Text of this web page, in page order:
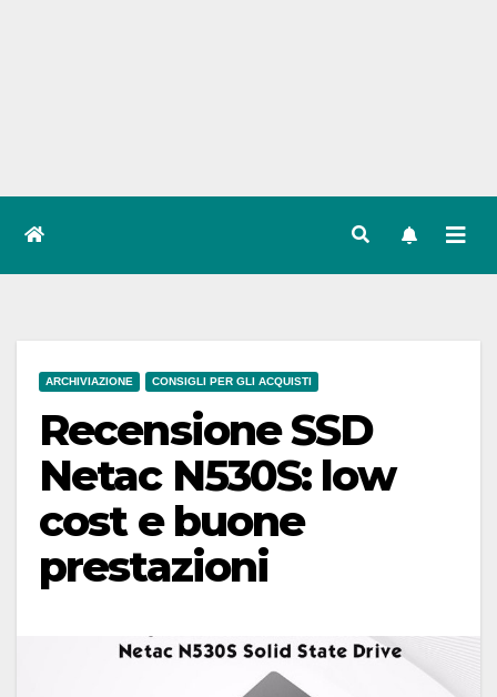
ARCHIVIAZIONE CONSIGLI PER GLI ACQUISTI
Recensione SSD
Netac N530S: low
cost e buone
prestazioni